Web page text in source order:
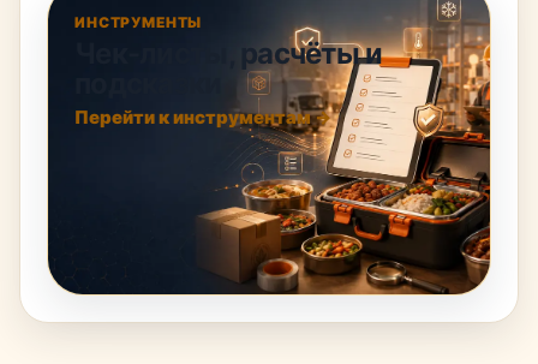
ИНСТРУМЕНТЫ
Чек-листы, расчёты и
Перейти к инструментам →